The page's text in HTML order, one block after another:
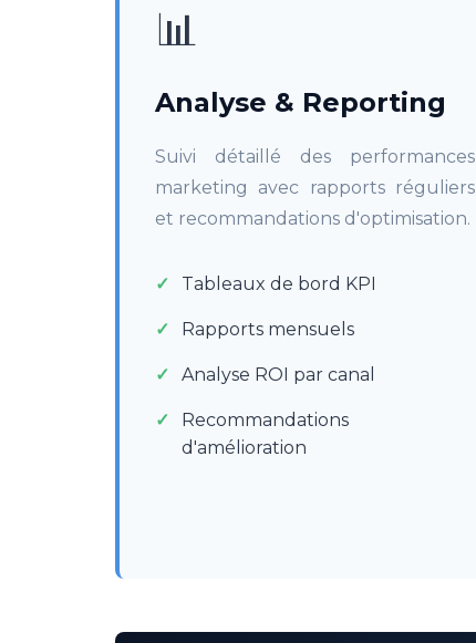
📊
Analyse & Reporting
Suivi détaillé des performances
marketing avec rapports réguliers
et recommandations d'optimisation.
Tableaux de bord KPI
Rapports mensuels
Analyse ROI par canal
Recommandations
d'amélioration